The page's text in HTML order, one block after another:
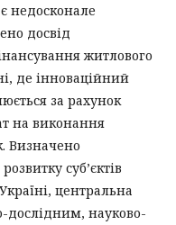
є недосконале
досвід
житлового
де інноваційний
за рахунок
на виконання
Визначено
суб’єктів
центральна
дослідним, науково-